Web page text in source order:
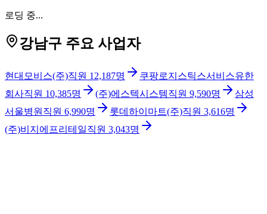
로딩 중...
강남구 주요 사업자
현대모비스(주)직원 12,187명
쿠팡로지스틱스서비스유한
회사직원 10,385명 (주)에스텍시스템직원 9,590명
삼성
서울병원 직원 6,990명 롯데하이마트(주)직원 3,616명
(주)비지에프리테일직원 3,043명